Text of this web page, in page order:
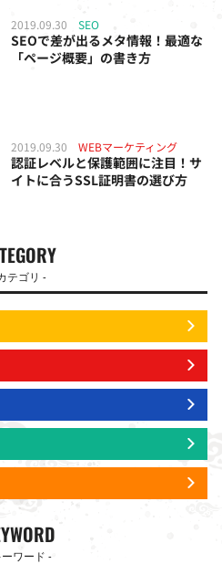
2019.09.30 SEO
SEOで差が出るメタ情報！最適な
「ページ概要」の書き方
2019.09.30 WEBマーケティング
認証レベルと保護範囲に注目！サ
イトに合うSSL証明書の選び方
テゴリ -
ワード -